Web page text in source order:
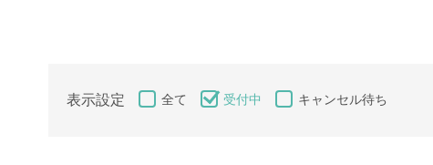
表示設定 全て 受付中 キャンセル待ち